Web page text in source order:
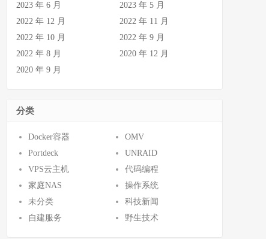
2023 年 6 月
2023 年 5 月
2022 年 12 月
2022 年 11 月
2022 年 10 月
2022 年 9 月
2022 年 8 月
2020 年 12 月
2020 年 9 月
分类
Docker容器
OMV
Portdeck
UNRAID
VPS云主机
代码编程
家庭NAS
操作系统
未分类
科技新闻
自建服务
野生技术